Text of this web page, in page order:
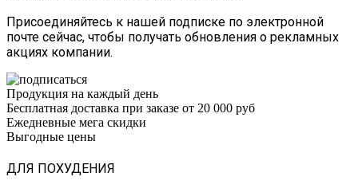
Присоединяйтесь к нашей подписке по электронной
почте сейчас, чтобы получать обновления о рекламных
акциях компании.
Продукция на каждый день
Бесплатная доставка при заказе от 20 000 руб
Ежедневные мега скидки
Выгодные цены
ДЛЯ ПОХУДЕНИЯ